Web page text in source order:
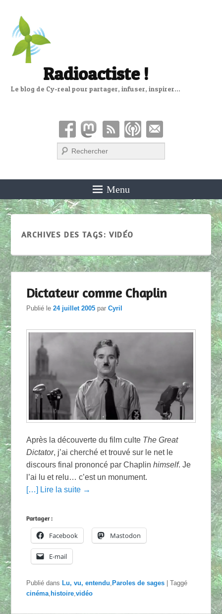
Radioactiste !
Le blog de Cy-real pour partager, infuser, inspirer…
Recherche
Menu
ARCHIVES DES TAGS: VIDÉO
Dictateur comme Chaplin
Publié le24 juillet 2005 parCyril
Après la découverte du film culte The Great
Dictator, j’ai cherché et trouvé sur le net le
discours final prononcé par Chaplinhimself. Je
l’ai lu et relu… c’est un monument.
[…] Lire la suite →
Partager :
Facebook Mastodon
E-mail
Publié dans Lu, vu, entendu, Paroles de sages |Taggé
cinéma, histoire,vidéo